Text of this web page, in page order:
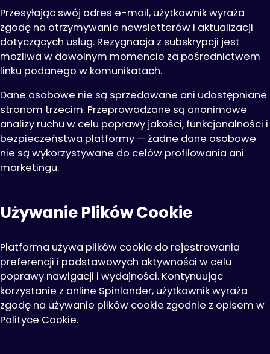
Przesyłając swój adres e-mail, użytkownik wyraża
zgodę na otrzymywanie newsletterów i aktualizacji
dotyczących usług. Rezygnacja z subskrypcji jest
możliwa w dowolnym momencie za pośrednictwem
linku podanego w komunikatach.
Dane osobowe nie są sprzedawane ani udostępniane
stronom trzecim. Przeprowadzane są anonimowe
analizy ruchu w celu poprawy jakości, funkcjonalności i
bezpieczeństwa platformy — żadne dane osobowe
nie są wykorzystywane do celów profilowania ani
marketingu.
Używanie Plików Cookie
Platforma używa plików cookie do rejestrowania
preferencji i podstawowych aktywności w celu
poprawy nawigacji i wydajności. Kontynuując
korzystanie z online Spinlander, użytkownik wyraża
zgodę na używanie plików cookie zgodnie z opisem w
Polityce Cookie.